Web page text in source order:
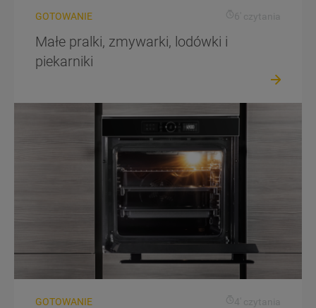
GOTOWANIE 6' czytania
Małe pralki, zmywarki, lodówki i
piekarniki
GOTOWANIE 4' czytania